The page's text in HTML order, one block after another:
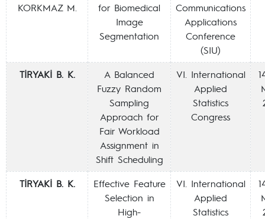
KORKMAZ M.
for Biomedical
Image
Segmentation
Communications
Applications
Conference
(SIU)
TİRYAKİ B. K.
A Balanced
Fuzzy Random
Sampling
Approach for
Fair Workload
Assignment in
Shift Scheduling
VI. International
Applied
Statistics
Congress
TİRYAKİ B. K.
Effective Feature
Selection in
High-
VI. International
Applied
Statistics